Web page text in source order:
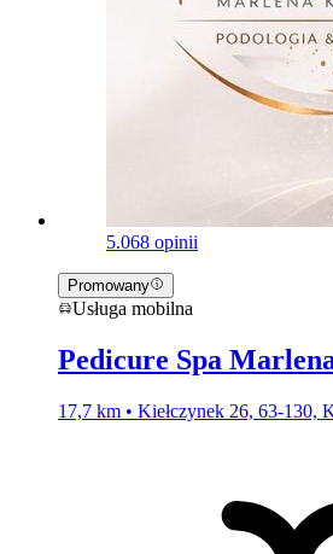
5.068 opinii
Promowany
Usługa mobilna
Pedicure Spa
17,7 km • Kiełczynek 26, 63-130,